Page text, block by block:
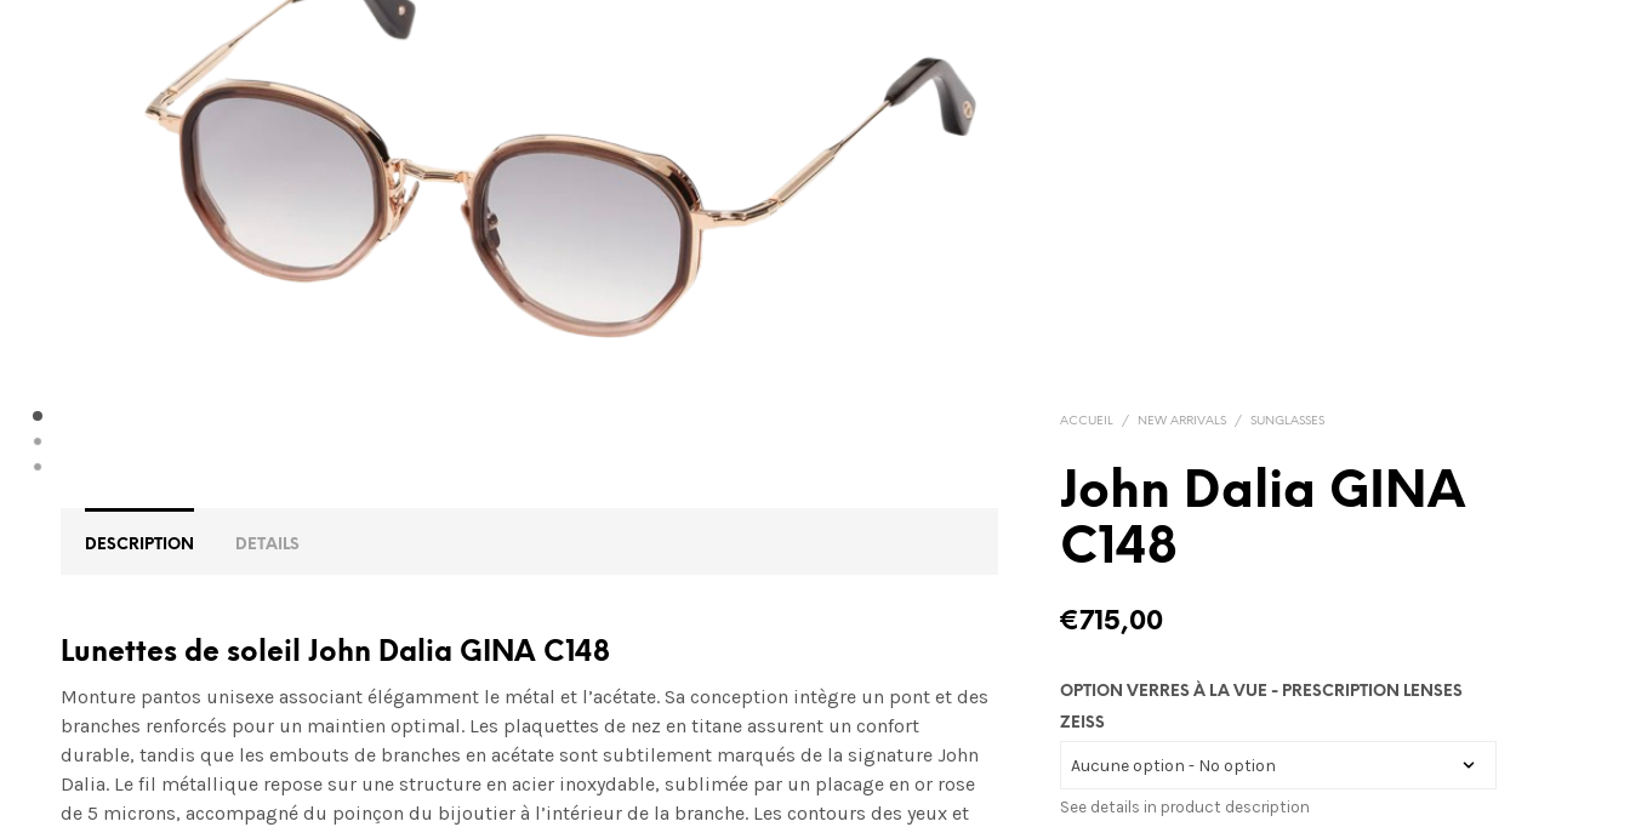
ACCUEIL / NEW ARRIVALS / SUNGLASSES
John Dalia GINA
C148
€715,00
OPTION VERRES À LA VUE - PRESCRIPTION LENSES
ZEISS
See details in product description
DESCRIPTION DETAILS
Lunettes de soleil John Dalia GINA C148
Monture pantos unisexe associant élégamment le métal et l’acétate. Sa conception intègre un pont et des
branches renforcés pour un maintien optimal. Les plaquettes de nez en titane assurent un confort
durable, tandis que les embouts de branches en acétate sont subtilement marqués de la signature John
Dalia. Le fil métallique repose sur une structure en acier inoxydable, sublimée par un placage en or rose
de 5 microns, accompagné du poinçon du bijoutier à l’intérieur de la branche. Les contours des yeux et